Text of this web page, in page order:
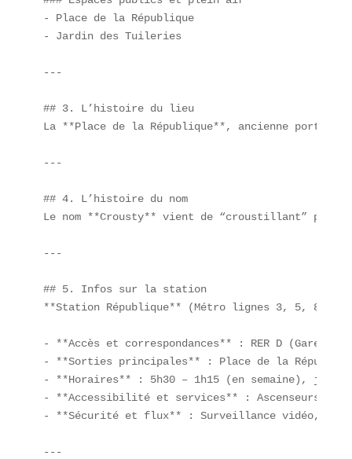
- Place de la République
- Jardin des Tuileries
---
## 3. L’histoire du lieu
La **Place de la République**, ancienne porte
---
## 4. L’histoire du nom
Le nom **Crousty** vient de “croustillant”
---
## 5. Infos sur la station
**Station République** (Métro lignes 3, 5, 8,
- **Accès et correspondances** : RER D (Gare
- **Sorties principales** : Place de la
- **Horaires** : 5h30 – 1h15 (en semaine),
- **Accessibilité et services** : Ascenseurs,
- **Sécurité et flux** : Surveillance vidéo,
---